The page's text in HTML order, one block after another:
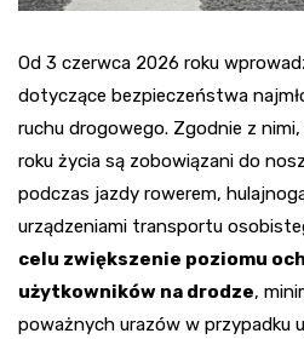
Od 3 czerwca 2026 roku
dotyczące bezpieczeństwa
ruchu drogowego. Zgodnie z nimi,
roku życia są zobowiązani do
podczas jazdy rowerem,
urządzeniami transportu
celu zwiększenie poziomu
użytkowników na drodze,
poważnych urazów w przypadku